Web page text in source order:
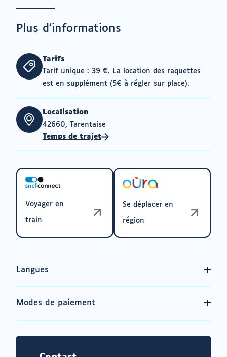
Plus d'informations
Tarifs
Tarif unique : 39 €. La location des raquettes
est en supplément (5€ à régler sur place).
Localisation
42660, Tarentaise
Temps de trajet
Voyager en
train
Se déplacer en
région
Langues
Modes de paiement